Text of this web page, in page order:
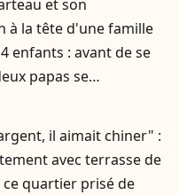
et son
à la tête d'une famille
enfants : avant de se
papas se
des années
il aimait chiner" :
avec terrasse de
ce quartier prisé de